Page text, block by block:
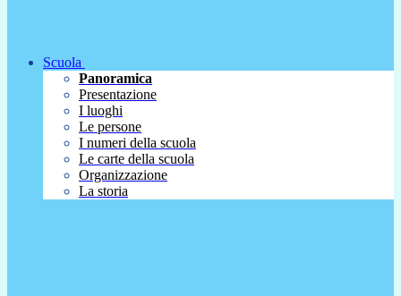
Scuola
Panoramica
Presentazione
I luoghi
Le persone
I numeri della scuola
Le carte della scuola
Organizzazione
La storia